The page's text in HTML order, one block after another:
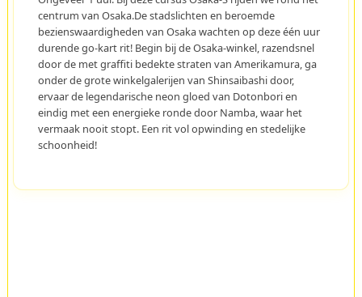
centrum van Osaka.De stadslichten en beroemde
bezienswaardigheden van Osaka wachten op deze één uur
durende go-kart rit! Begin bij de Osaka-winkel, razendsnel
door de met graffiti bedekte straten van Amerikamura, ga
onder de grote winkelgalerijen van Shinsaibashi door,
ervaar de legendarische neon gloed van Dotonbori en
eindig met een energieke ronde door Namba, waar het
vermaak nooit stopt. Een rit vol opwinding en stedelijke
schoonheid!